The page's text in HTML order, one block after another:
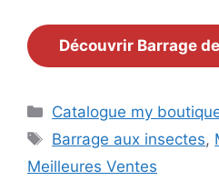
Découvrir Barrage
Catégories
Catalogue my
Étiquettes
Barrage aux insectes,
Meilleures Ventes